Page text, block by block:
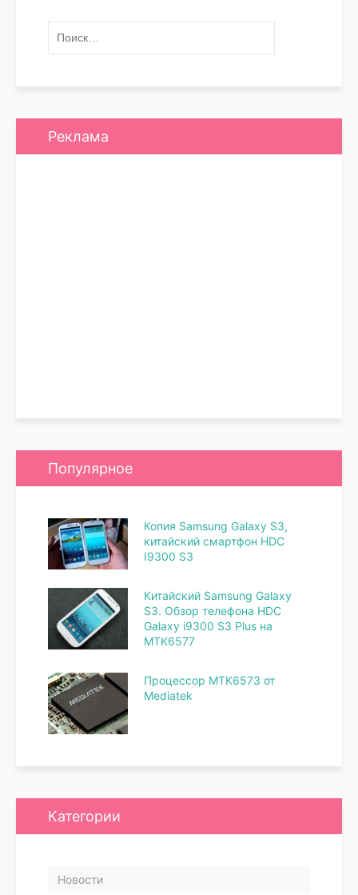
Реклама
Популярное
Копия Samsung Galaxy S3,
китайский смартфон HDC
I9300 S3
Китайский Samsung Galaxy
S3. Обзор телефона HDC
Galaxy i9300 S3 Plus на
MTK6577
Процессор MTK6573 от
Mediatek
Категории
Новости